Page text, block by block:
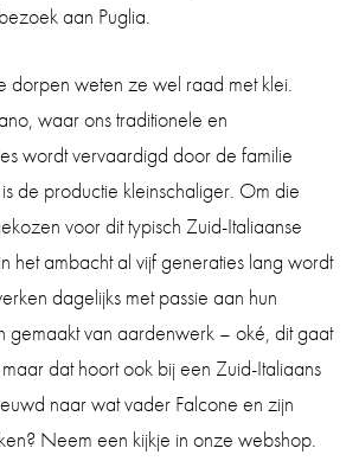
aan Puglia.
dorpen weten ze wel raad met klei.
waar ons traditionele en
wordt vervaardigd door de familie
de productie kleinschaliger. Om die
voor dit typisch Zuid-Italiaanse
het ambacht al vijf generaties lang wordt
dagelijks met passie aan hun
gemaakt van aardenwerk – oké, dit gaat
dat hoort ook bij een Zuid-Italiaans
naar wat vader Falcone en zijn
Neem een kijkje in onze webshop.